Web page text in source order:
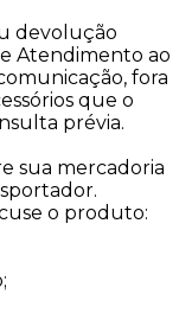
devolução
Atendimento ao
fora
que o
prévia.
sua mercadoria
o produto: